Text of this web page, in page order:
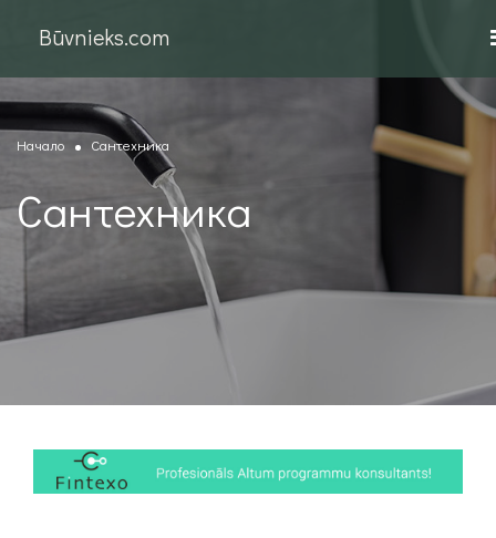
Būvnieks.com
Начало Сантехника
Сантехника